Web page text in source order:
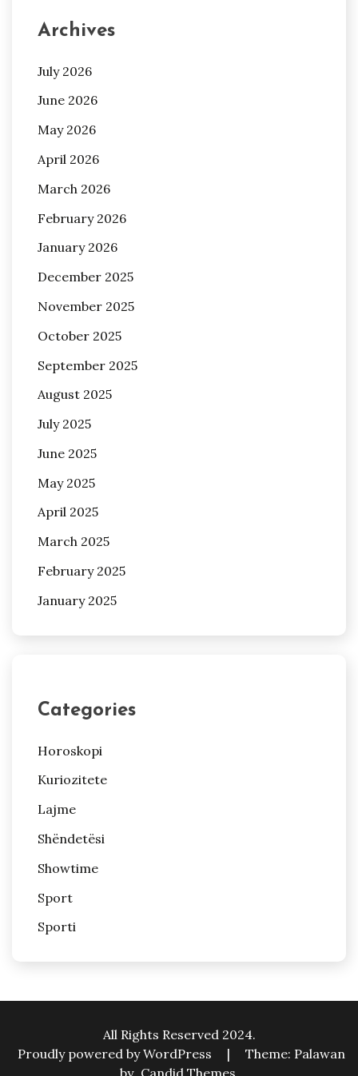
Archives
July 2026
June 2026
May 2026
April 2026
March 2026
February 2026
January 2026
December 2025
November 2025
October 2025
September 2025
August 2025
July 2025
June 2025
May 2025
April 2025
March 2025
February 2025
January 2025
Categories
Horoskopi
Kuriozitete
Lajme
Shëndetësi
Showtime
Sport
Sporti
All Rights Reserved 2024.
Proudly powered by WordPress
|
Theme: Palawan